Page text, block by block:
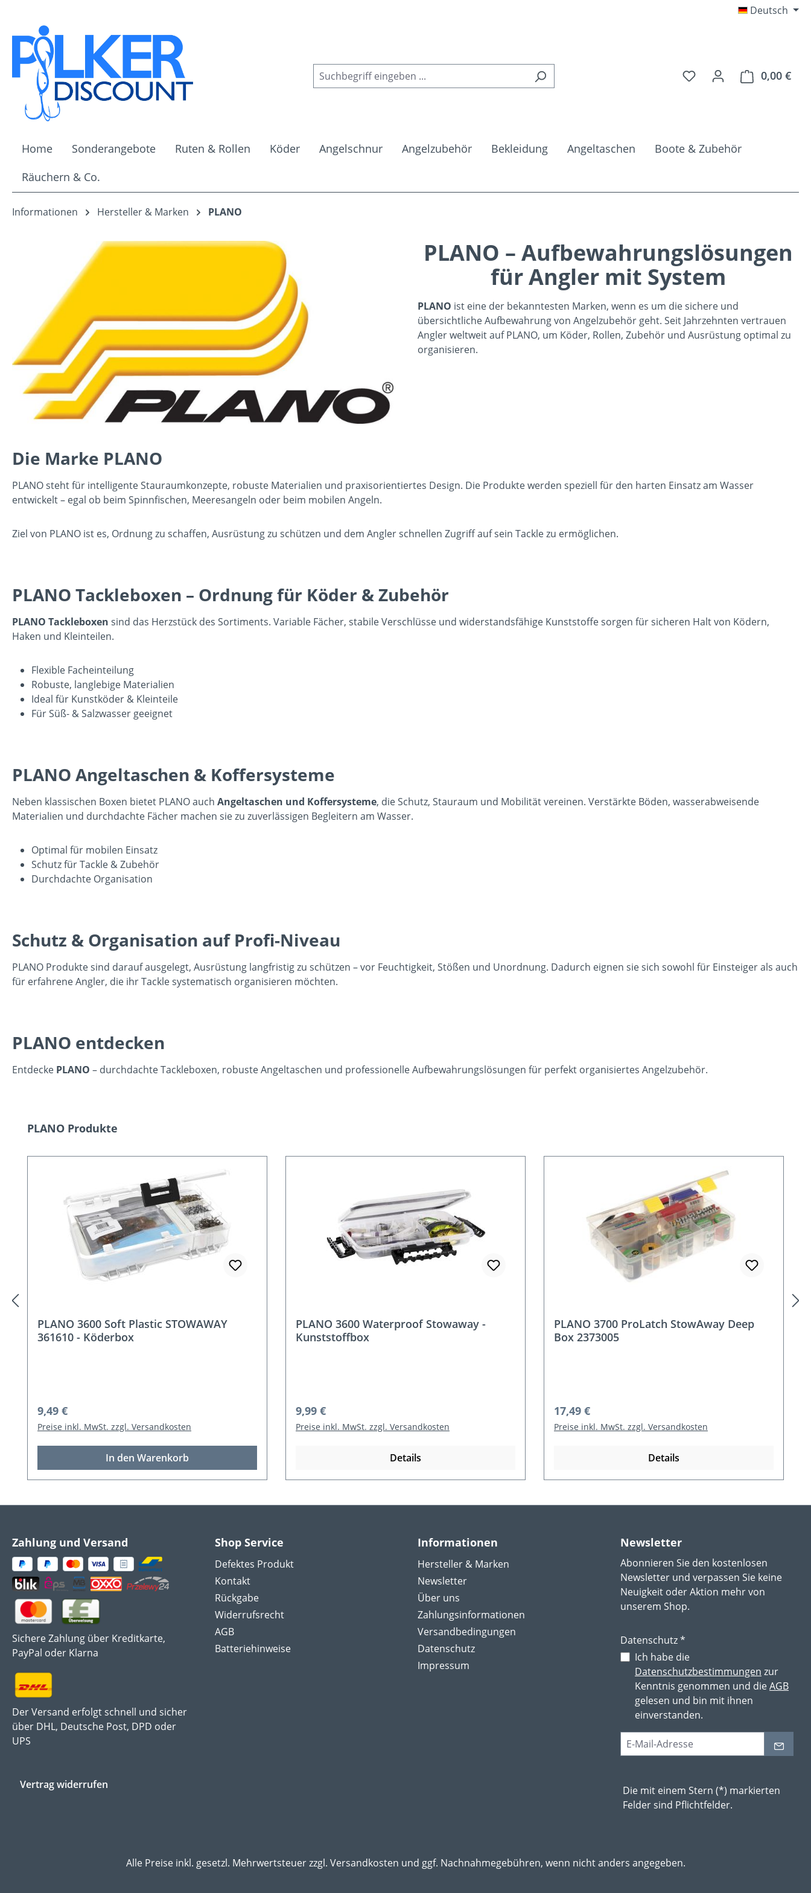
Deutsch
Du hast 0 Produkte auf
0,00 €
Home Sonderangebote Ruten & Rollen Köder Angelschnur Angelzubehör Bekleidung Angeltaschen
Boote & Zubehör
Räuchern & Co.
Informationen Hersteller & Marken PLANO
PLANO – Aufbewahrungslösungen
für Angler mit System
PLANO ist eine der bekanntesten Marken, wenn es um die sichere und
übersichtliche Aufbewahrung von Angelzubehör geht. Seit Jahrzehnten vertrauen
Angler weltweit auf PLANO, um Köder, Rollen, Zubehör und Ausrüstung optimal zu
organisieren.
Die Marke PLANO
PLANO steht für intelligente Stauraumkonzepte, robuste Materialien und praxisorientiertes Design. Die Produkte werden speziell für den harten Einsatz am Wasser
entwickelt – egal ob beim Spinnfischen, Meeresangeln oder beim mobilen Angeln.
Ziel von PLANO ist es, Ordnung zu schaffen, Ausrüstung zu schützen und dem Angler schnellen Zugriff auf sein Tackle zu ermöglichen.
PLANO Tackleboxen – Ordnung für Köder & Zubehör
PLANO Tackleboxen sind das Herzstück des Sortiments. Variable Fächer, stabile Verschlüsse und widerstandsfähige Kunststoffe sorgen für sicheren Halt von Ködern,
Haken und Kleinteilen.
Flexible Facheinteilung
Robuste, langlebige Materialien
Ideal für Kunstköder & Kleinteile
Für Süß- & Salzwasser geeignet
PLANO Angeltaschen & Koffersysteme
Neben klassischen Boxen bietet PLANO auch Angeltaschen und Koffersysteme, die Schutz, Stauraum und Mobilität vereinen. Verstärkte Böden, wasserabweisende
Materialien und durchdachte Fächer machen sie zu zuverlässigen Begleitern am Wasser.
Optimal für mobilen Einsatz
Schutz für Tackle & Zubehör
Durchdachte Organisation
Schutz & Organisation auf Profi-Niveau
PLANO Produkte sind darauf ausgelegt, Ausrüstung langfristig zu schützen – vor Feuchtigkeit, Stößen und Unordnung. Dadurch eignen sie sich sowohl für Einsteiger als auch
für erfahrene Angler, die ihr Tackle systematisch organisieren möchten.
PLANO entdecken
Entdecke PLANO – durchdachte Tackleboxen, robuste Angeltaschen und professionelle Aufbewahrungslösungen für perfekt organisiertes Angelzubehör.
Produktgalerie überspringen
PLANO Produkte
PLANO 3600 Waterproof Stowaway -
Kunststoffbox
Regulärer Preis:
9,99 €
Preise inkl. MwSt. zzgl. Versandkosten
Details
PLANO 3700 ProLatch StowAway Deep
Box 2373005
Regulärer Preis:
17,49 €
Preise inkl. MwSt. zzgl. Versandkosten
Details
PLANO 3700 Soft Plastic STOWAWAY
371610 - Köderbox
Regulärer Preis:
13,79 €
Preise inkl. MwSt. zzgl. Versandkosten
In den Warenkorb
Zahlung und Versand
Sichere Zahlung über Kreditkarte,
PayPal oder Klarna
Der Versand erfolgt schnell und sicher
über DHL, Deutsche Post, DPD oder
UPS
Vertrag widerrufen
Shop Service
Defektes Produkt
Kontakt
Rückgabe
Widerrufsrecht
AGB
Batteriehinweise
Informationen
Hersteller & Marken
Newsletter
Über uns
Zahlungsinformationen
Versandbedingungen
Datenschutz
Impressum
Newsletter
Abonnieren Sie den kostenlosen
Newsletter und verpassen Sie keine
Neuigkeit oder Aktion mehr von
unserem Shop.
Datenschutz *
Ich habe die
Datenschutzbestimmungen zur
Kenntnis genommen und dieAGB
gelesen und bin mit ihnen
einverstanden.
Die mit einem Stern (*) markierten
Felder sind Pflichtfelder.
Alle Preise inkl. gesetzl. Mehrwertsteuer zzgl. Versandkosten und ggf. Nachnahmegebühren, wenn nicht anders angegeben.